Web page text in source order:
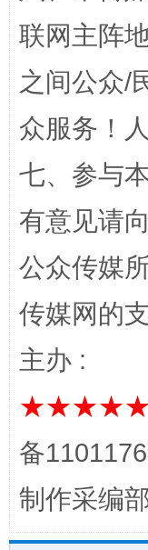
联网主阵
之间公众/
众服务！
七、参与
有意见请
公众传媒
传媒网的
主办 :
★★★★★
备
制作采编